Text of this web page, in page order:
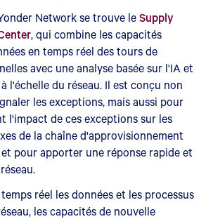
Network se trouve leSupply
, qui combine les capacités
en temps réel des tours de
avec une analyse basée sur l'IA et
l'échelle du réseau. Il est conçu non
les exceptions, mais aussi pour
l'impact de ces exceptions sur les
de la chaîne d'approvisionnement
pour apporter une réponse rapide et
réel les données et les processus
les capacités de nouvelle